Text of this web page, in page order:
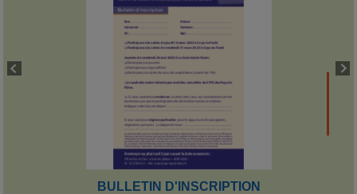
BULLETIN D'INSCRIPTION